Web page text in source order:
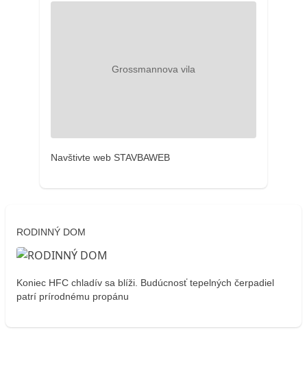
Navštivte web STAVBAWEB
RODINNÝ DOM
Koniec HFC chladív sa blíži. Budúcnosť tepelných čerpadiel
patrí prírodnému propánu